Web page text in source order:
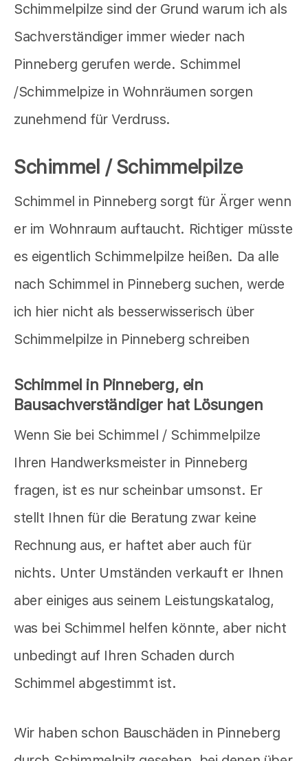
Schimmelpilze sind der Grund warum ich als
Sachverständiger immer wieder nach
Pinneberg gerufen werde. Schimmel
/Schimmelpize in Wohnräumen sorgen
zunehmend für Verdruss.
Schimmel / Schimmelpilze
Schimmel in Pinneberg sorgt für Ärger wenn
er im Wohnraum auftaucht. Richtiger müsste
es eigentlich Schimmelpilze heißen. Da alle
nach Schimmel in Pinneberg suchen, werde
ich hier nicht als besserwisserisch über
Schimmelpilze in Pinneberg schreiben
Schimmel in Pinneberg, ein
Bausachverständiger hat Lösungen
Wenn Sie bei Schimmel / Schimmelpilze
Ihren Handwerksmeister in Pinneberg
fragen, ist es nur scheinbar umsonst. Er
stellt Ihnen für die Beratung zwar keine
Rechnung aus, er haftet aber auch für
nichts. Unter Umständen verkauft er Ihnen
aber einiges aus seinem Leistungskatalog,
was bei Schimmel helfen könnte, aber nicht
unbedingt auf Ihren Schaden durch
Schimmel abgestimmt ist.
Wir haben schon Bauschäden in Pinneberg